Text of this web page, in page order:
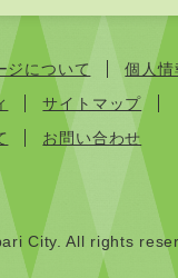
ジについて
個人情
サイトマップ
お問い合わせ
City. All rights